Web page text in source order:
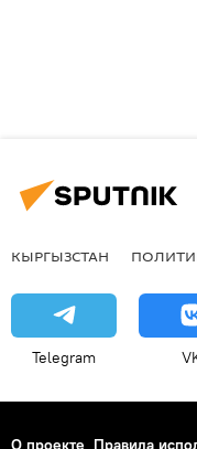
КЫРГЫЗСТАН
Telegram
О проекте Правила